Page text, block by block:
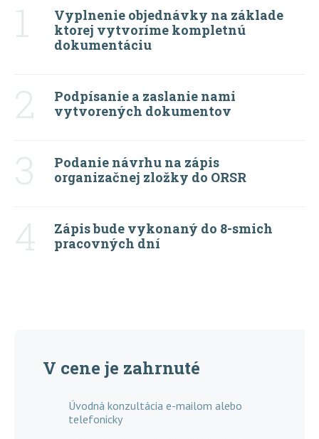
1
Vyplnenie objednávky na základe
ktorej vytvoríme kompletnú
dokumentáciu
2
Podpísanie a zaslanie nami
vytvorených dokumentov
3
Podanie návrhu na zápis
organizačnej zložky do ORSR
4
Zápis bude vykonaný do 8-smich
pracovných dní
V cene je zahrnuté
Úvodná konzultácia e-mailom alebo
telefonicky